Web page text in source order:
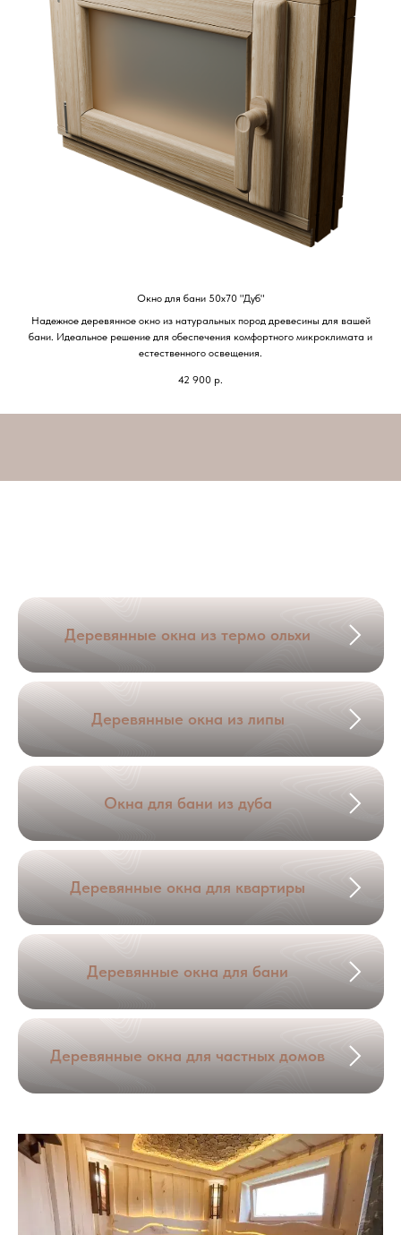
Окно для бани 50х70 "Дуб"
Надежное деревянное окно из натуральных пород древесины для вашей
бани. Идеальное решение для обеспечения комфортного микроклимата и
естественного освещения.
42 900 р.
Деревянные окна из термо ольхи
Деревянные окна из липы
Окна для бани из дуба
Деревянные окна для квартиры
Деревянные окна для бани
Деревянные окна для частных домов